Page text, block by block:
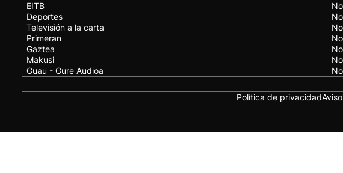
EITB
Deportes
Televisión a la carta
Primeran
Gaztea
Makusi
Guau - Gure Audioa
Política de privacidad